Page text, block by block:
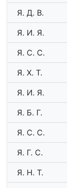
Я. Д. В.
Я. И. Я.
Я. С. С.
Я. Х. Т.
Я. И. Я.
Я. Б. Г.
Я. С. С.
Я. Г. С.
Я. Н. Т.